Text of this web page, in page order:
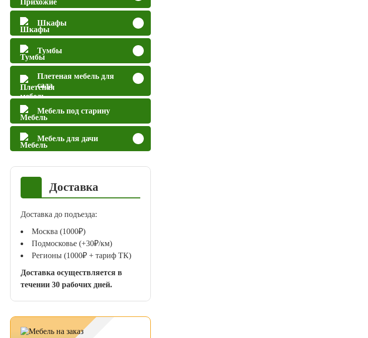
Шкафы
Тумбы
Плетеная мебель для
сада
Мебель под старину
Мебель для дачи
Доставка
Доставка до подъезда:
Москва (1000₽)
Подмосковье (+30₽/км)
Регионы (1000₽ + тариф ТК)
Доставка осуществляется в
течении 30 рабочих дней.